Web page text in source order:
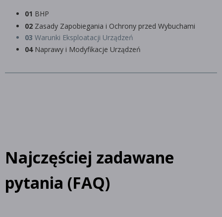
01 BHP
02 Zasady Zapobiegania i Ochrony przed Wybuchami
03 Warunki Eksploatacji Urządzeń
04Naprawy i Modyfikacje Urządzeń
Najczęściej zadawane
pytania (FAQ)